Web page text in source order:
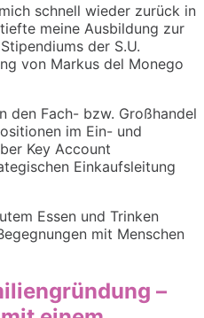
schnell wieder zurück in
meine Ausbildung zur
der S.U.
von Markus del Monego
den Fach- bzw. Großhandel
im Ein- und
Key Account
Einkaufsleitung
Essen und Trinken
mit Menschen
–